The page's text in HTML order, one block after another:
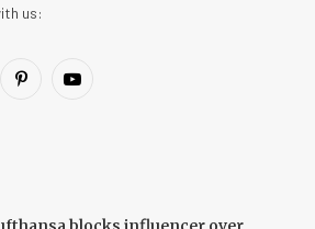
us:
PinterestYouTube